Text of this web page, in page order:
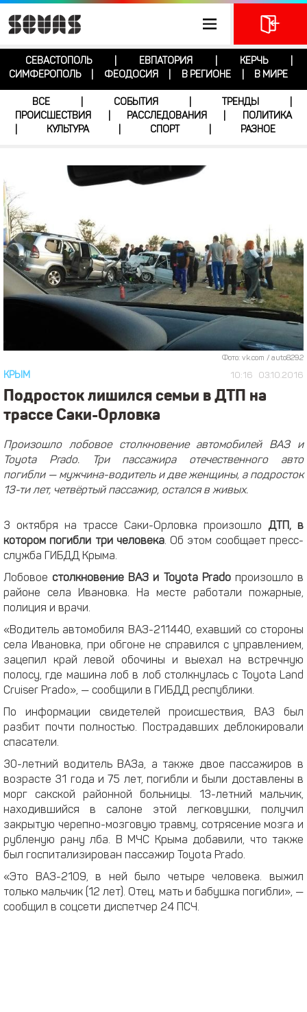
СЕВАСТОПОЛЬ ЕВПАТОРИЯ КЕРЧЬ
СИМФЕРОПОЛЬ
ФЕОДОСИЯ В РЕГИОНЕ В МИРЕ
ВСЕ СОБЫТИЯ ТРЕНДЫ
ПРОИСШЕСТВИЯ
РАССЛЕДОВАНИЯ
ПОЛИТИКА
КУЛЬТУРА СПОРТ РАЗНОЕ
Фото: vk.com / auto8292
10:16 03.10.2016
КРЫМ
Подросток лишился семьи в ДТП на
трассе Саки-Орловка
Произошло лобовое столкновение автомобилей ВАЗ и
Toyota Prado. Три пассажира отечественного авто
погибли — мужчина-водитель и две женщины, а подросток
13-ти лет, четвёртый пассажир, остался в живых.
3 октября на трассе Саки-Орловка произошло ДТП, в
котором погибли три человека. Об этом сообщает пресс-
служба ГИБДД Крыма.
Лобовоестолкновение ВАЗ и Toyota Prado произошло в
районе села Ивановка. На месте работали пожарные,
полиция и врачи.
«Водитель автомобиля ВАЗ-211440, ехавший со стороны
села Ивановка, при обгоне не справился с управлением,
зацепил край левой обочины и выехал на встречную
полосу, где машина лоб в лоб столкнулась с Toyota Land
Cruiser Prado», — сообщили в ГИБДД республики.
По информации свидетелей происшествия, ВАЗ был
разбит почти полностью. Пострадавших деблокировали
спасатели.
30-летний водитель ВАЗа, а также двое пассажиров в
возрасте 31 года и 75 лет, погибли и были доставлены в
морг сакской районной больницы. 13-летний мальчик,
находившийся в салоне этой легковушки, получил
закрытую черепно-мозговую травму, сотрясение мозга и
рубленую рану лба. В МЧС Крыма добавили, что также
был госпитализирован пассажир Toyota Prado.
«Это ВАЗ-2109, в ней было четыре человека. выжил
только мальчик (12 лет). Отец, мать и бабушка погибли», —
сообщил в соцсети диспетчер 24 ПСЧ.